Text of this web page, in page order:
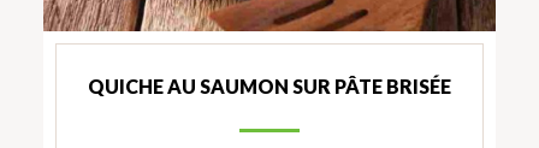
QUICHE AU SAUMON SUR PÂTE BRISÉE